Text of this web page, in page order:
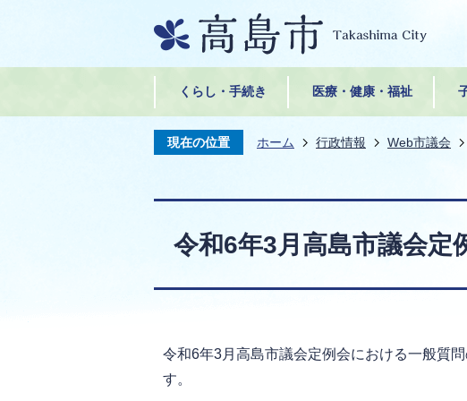
くらし・手続き 医療・健康・福祉
現在の位置 ホーム 行政情報 Web市議会
令和6年3月高島市議会定
令和6年3月高島市議会定例会における一般質
す。